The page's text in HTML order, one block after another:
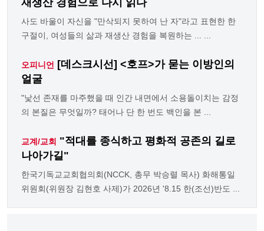
재생산 경험으로 다시 읽다
사도 바울이 자신을 "만삭되지 못하여 난 자"라고 표현한 한
구절이, 여성들의 삶과 재생산 경험을 복원하는 ... ...
오피니언
[데스크시선] <호프>가 묻는 이방인의
얼굴
"낯선 존재를 마주했을 때 인간 내면에서 소용돌이치는 감정
의 본질은 무엇일까? 태어나 단 한 번도 백인을 본 ...
교계/교회 "적대를 종식하고 평화적 공존의 길로
나아가길"
한국기독교교회협의회(NCCK, 총무 박승렬 목사) 화해통일
위원회(위원장 김현호 사제)가 2026년 '8.15 한(조선)반도 ...